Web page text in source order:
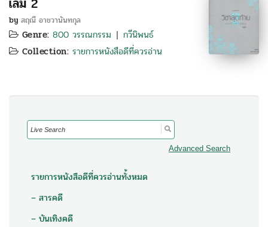
by สฤณี อาชวานันทกุล
Genre: 800 วรรณกรรม | กวีนิพนธ์
Collection: รายการหนังสือดีที่ควรอ่าน
Search
for:
Advanced Search
รายการหนังสือดีที่ควรอ่านทั้งหมด
– สารคดี
– บันเทิงคดี